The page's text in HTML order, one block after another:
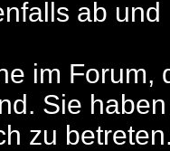
ab
im Forum,
Sie
zu